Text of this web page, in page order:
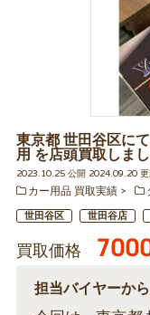
東京都 世田谷区に
用 を店頭買取しま
2023.10.25 公開 2024.09.20 更
カー用品 買取実績
世田谷区 世田谷店
買取価格
担当バイヤーか